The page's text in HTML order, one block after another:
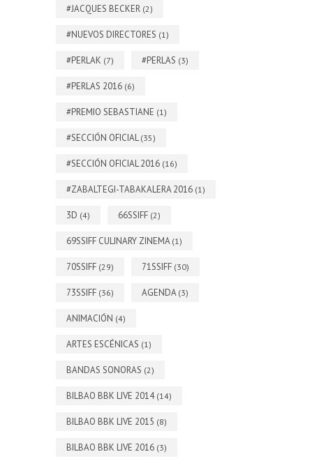
#JACQUES BECKER (2)
#NUEVOS DIRECTORES (1)
#PERLAK (7) #PERLAS (3)
#PERLAS 2016 (6)
#PREMIO SEBASTIANE (1)
#SECCIÓN OFICIAL(35)
#SECCIÓN OFICIAL 2016 (16)
#ZABALTEGI-TABAKALERA 2016 (1)
3D (4) 66SSIFF (2)
69SSIFF CULINARY ZINEMA (1)
70SSIFF (29) 71SSIFF (30)
73SSIFF (36) AGENDA (3)
ANIMACIÓN (4)
ARTES ESCÉNICAS (1)
BANDAS SONORAS (2)
BILBAO BBK LIVE 2014 (14)
BILBAO BBK LIVE 2015 (8)
BILBAO BBK LIVE 2016 (3)